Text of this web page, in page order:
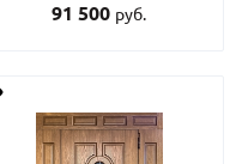
наличниками, отделкой МДФ и
91 500 руб.